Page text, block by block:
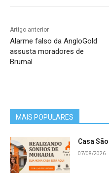
Artigo anterior
Alarme falso da AngloGold
assusta moradores de
Brumal
MAIS POPULARES
Casa
07/08/2026